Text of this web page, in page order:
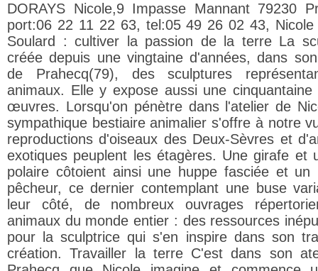
DORAYS Nicole,9 Impasse Mannant 79230
port:06 22 11 22 63, tel:05 49 26 02 43, Nicole
Soulard : cultiver la passion de la terre La
créée depuis une vingtaine d'années, dans
de Prahecq(79), des sculptures
animaux. Elle y expose aussi une cinquantaine
œuvres. Lorsqu'on pénètre dans l'atelier de
sympathique bestiaire animalier s'offre à notre
reproductions d'oiseaux des Deux-Sèvres et
exotiques peuplent les étagères. Une girafe et
polaire côtoient ainsi une huppe fasciée et un
pêcheur, ce dernier contemplant une buse
leur côté, de nombreux ouvrages
animaux du monde entier : des ressources
pour la sculptrice qui s'en inspire dans son
création. Travailler la terre C'est dans son